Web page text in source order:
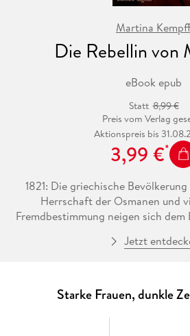
Martina
Die Rebellin von
eBook epub
Statt 8,99 €
Preis vom Verlag
Aktionspreis bis
3,99 €
1821: Die griechische
Herrschaft der Osmanen und
Fremdbestimmung neigen sich
Mavrojenous hineingezogen, eine
Kämpferin in den vordersten Reihen
Heimatinsel Mykonos. Sie opfert
griechische Flotte und findet
Jetzt
Starke Frauen, dunkle